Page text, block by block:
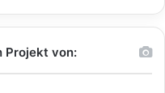
Projekt von: